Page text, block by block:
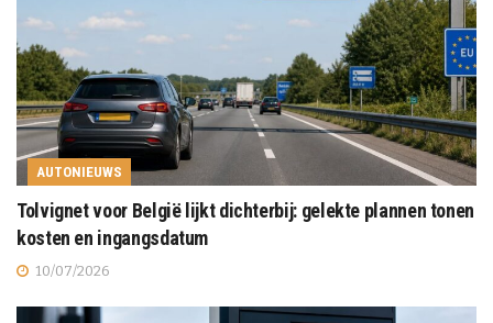
AUTONIEUWS
Tolvignet voor België lijkt dichterbij: gelekte plannen tonen
kosten en ingangsdatum
10/07/2026